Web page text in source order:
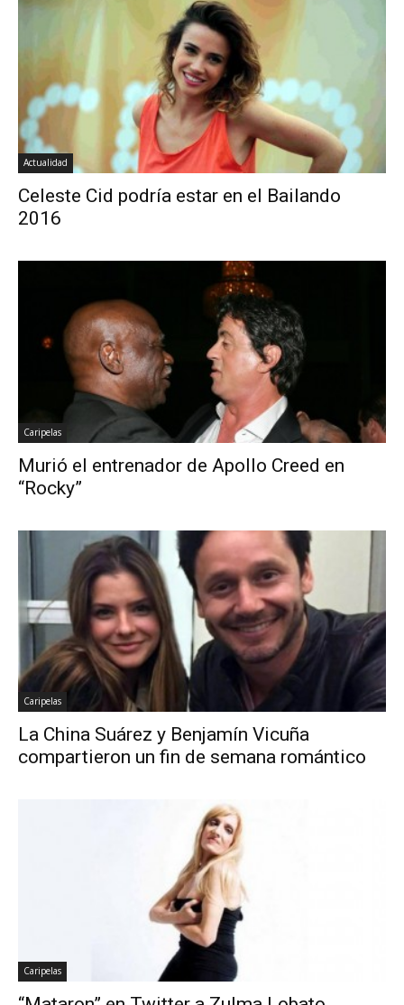
Actualidad
Celeste Cid podría estar en el Bailando
2016
Caripelas
Murió el entrenador de Apollo Creed en
“Rocky”
Caripelas
La China Suárez y Benjamín Vicuña
compartieron un fin de semana romántico
Caripelas